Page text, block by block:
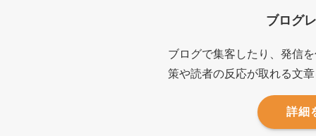
ブログ
ブログで集客したり、発信
策や読者の反応が取れる文
詳細